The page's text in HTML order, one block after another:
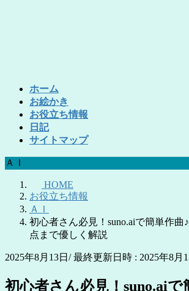
ホーム
お絵かき
お役立ち情報
日記
サイトマップ
ＡＩ
HOME
お役立ち情報
ＡＩ
初心者さん必見！suno.aiで簡単作曲
点まで優しく解説
2025年8月13日 / 最終更新日時 : 2025年8月
初心者さん必見！suno.aiで